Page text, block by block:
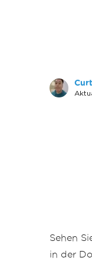
Sehen
in der